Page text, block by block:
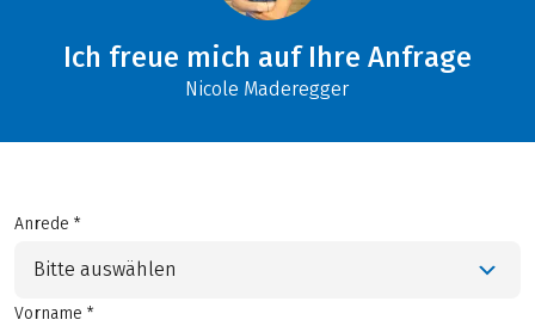
Ich freue mich auf Ihre Anfrage
Nicole Maderegger
Anrede *
Bitte auswählen
Vorname *